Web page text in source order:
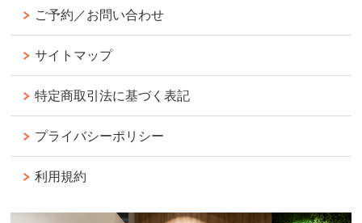
ご予約／お問い合わせ
サイトマップ
特定商取引法に基づく表記
プライバシーポリシー
利用規約